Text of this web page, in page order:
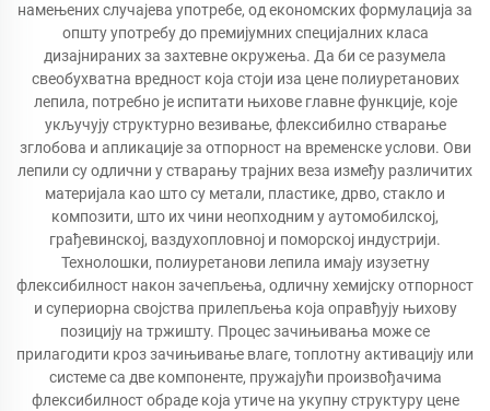
намењених случајева употребе, од економских формулација за
општу употребу до премијумних специјалних класа
дизајнираних за захтевне окружења. Да би се разумела
свеобухватна вредност која стоји иза цене полиуретанових
лепила, потребно је испитати њихове главне функције, које
укључују структурно везивање, флексибилно стварање
зглобова и апликације за отпорност на временске услови. Ови
лепили су одлични у стварању трајних веза између различитих
материјала као што су метали, пластике, дрво, стакло и
композити, што их чини неопходним у аутомобилској,
грађевинској, ваздухопловној и поморској индустрији.
Технолошки, полиуретанови лепила имају изузетну
флексибилност након зачепљења, одличну хемијску отпорност
и супериорна својства прилепљења која оправђују њихову
позицију на тржишту. Процес зачињивања може се
прилагодити кроз зачињивање влаге, топлотну активацију или
системе са две компоненте, пружајући произвођачима
флексибилност обраде која утиче на укупну структуру цене